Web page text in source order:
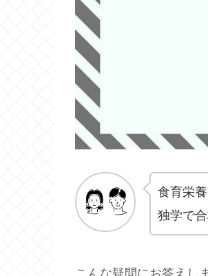
食育栄
独学で
こんな疑問にお答えし